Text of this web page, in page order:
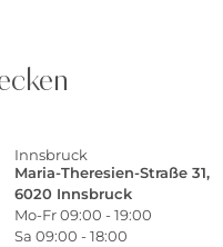
Innsbruck
Maria-Theresien-Straße 31,
6020 Innsbruck
Mo-Fr 09:00 - 19:00
Sa 09:00 - 18:00